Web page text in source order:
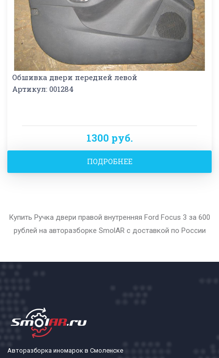
Обшивка двери передней левой
Артикул: 001284
1300 руб.
ПОДРОБНЕЕ
Купить Ручка двери правой внутренняя Ford Focus 3 за 600
рублей на авторазборке SmolAR с доставкой по России
Авторазборка иномарок в Смоленске